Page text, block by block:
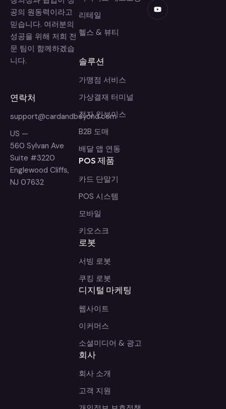
공의 원동력이라고
믿습니다. 여러분의
성공을 위해 저희 전
문 팀이 함께하겠습
니다.
연락처
support@cardandbeyond.com
US —
560 Sylvan Ave
Suite #3220
Englewood Cliffs,
NJ 07632
리테일
헬스 & 뷰티
솔루션
가맹점 서비스
가상결재 터미널
전자 인보이스
B2B 도매
배달 앱 연동
POS 제품
카드 단말기
POS 시스템
모바일
키오스크
로봇
서빙 로봇
쿠킹 로봇
디지털 마케팅
웹사이트
이커머스
소셜미디어 & 광고
회사
회사 소개
고객 지원